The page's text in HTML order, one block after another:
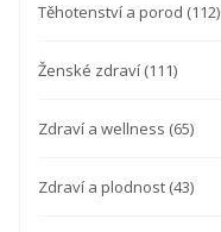
Těhotenství a porod (112)
Ženské zdraví (111)
Zdraví a wellness (65)
Zdraví a plodnost (43)